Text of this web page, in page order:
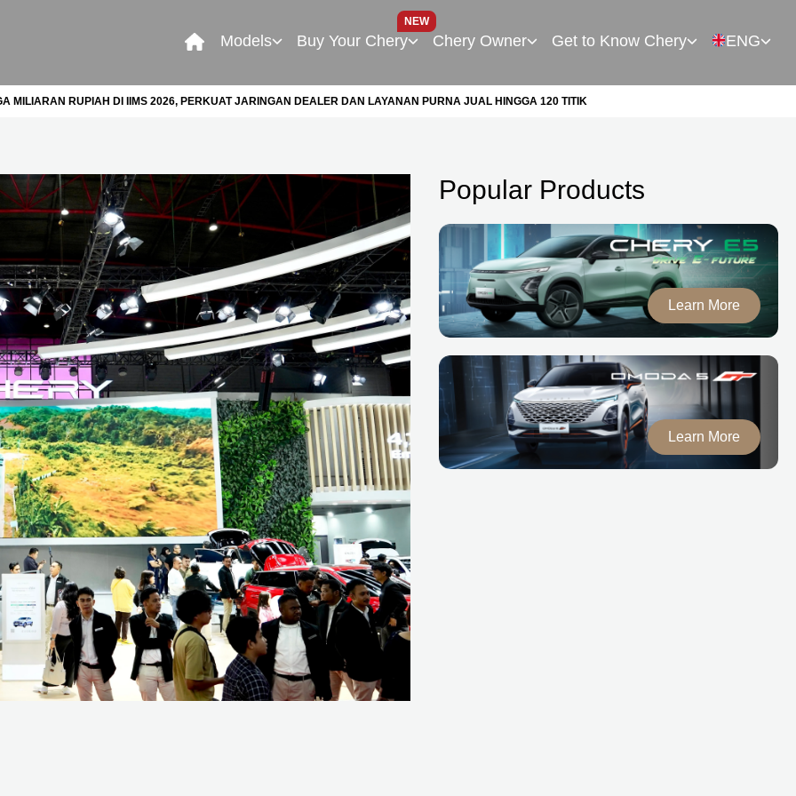
Models Buy Your Chery
NEW
Chery Owner Get to Know Chery ENG
MILIARAN RUPIAH DI IIMS 2026, PERKUAT JARINGAN DEALER DAN LAYANAN PURNA JUAL HINGGA 120 TITIK
Popular Products
Learn More
Learn More